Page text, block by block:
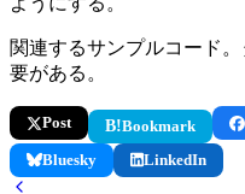
関連するサンプルコード
要がある。
Post B!Bookmark
Bluesky LinkedIn